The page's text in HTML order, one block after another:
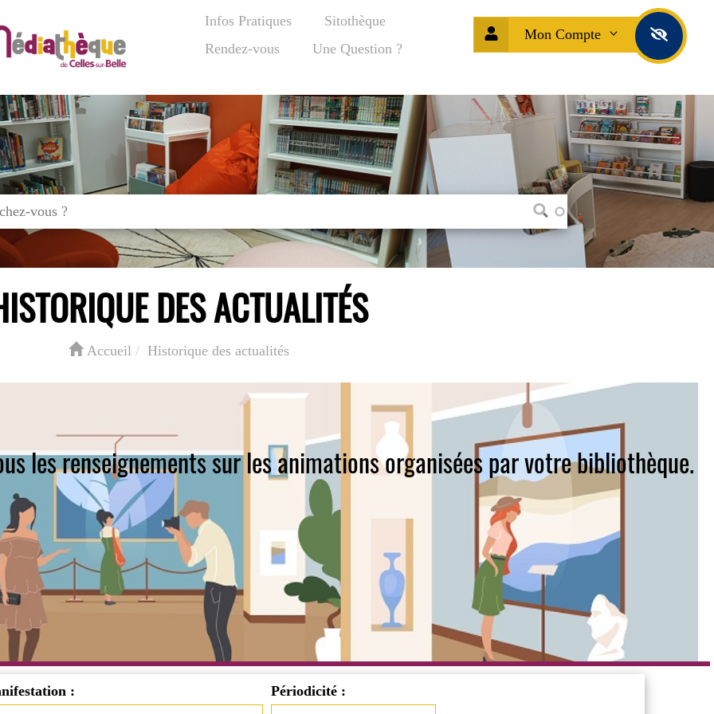
Infos Pratiques
Sitothèque
Rendez-vous
Une Question ?
Mon Compte
DES ACTUALITÉS
Accueil Historique des actualités
les renseignements sur les animations organisées par votre bibliothèque.
: Périodicité :